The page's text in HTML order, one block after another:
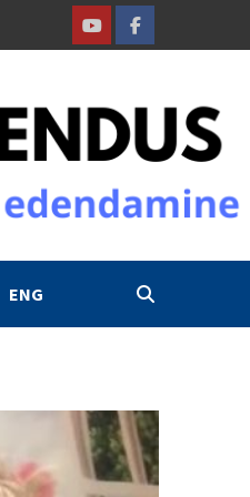
YoutubeFacebook
ENG